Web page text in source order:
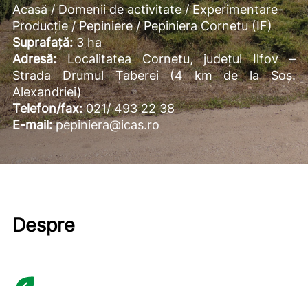
Acasă/Domenii de activitate/Experimentare-
Producție/Pepiniere/Pepiniera Cornetu (IF)
Suprafață:3 ha
Adresă:Localitatea Cornetu, județul Ilfov –
Strada Drumul Taberei (4 km de la Soș.
Alexandriei)
Telefon/fax:021/ 493 22 38
E-mail:pepiniera@icas.ro
Despre